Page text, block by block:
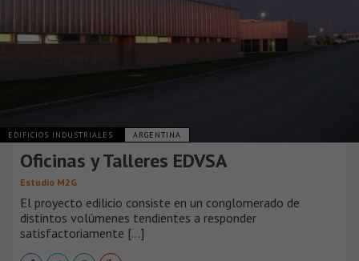
EDIFICIOS INDUSTRIALES ARGENTINA
Oficinas y Talleres EDVSA
Estudio M2G
El proyecto edilicio consiste en un conglomerado de
distintos volúmenes tendientes a responder
satisfactoriamente [...]